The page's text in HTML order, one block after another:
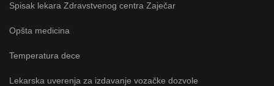
Spisak lekara Zdravstvenog centra Zaječar
Opšta medicina
Temperatura dece
Lekarska uverenja za izdavanje vozačke dozvole